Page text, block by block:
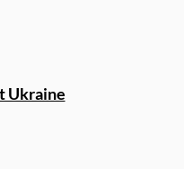
Ukraine